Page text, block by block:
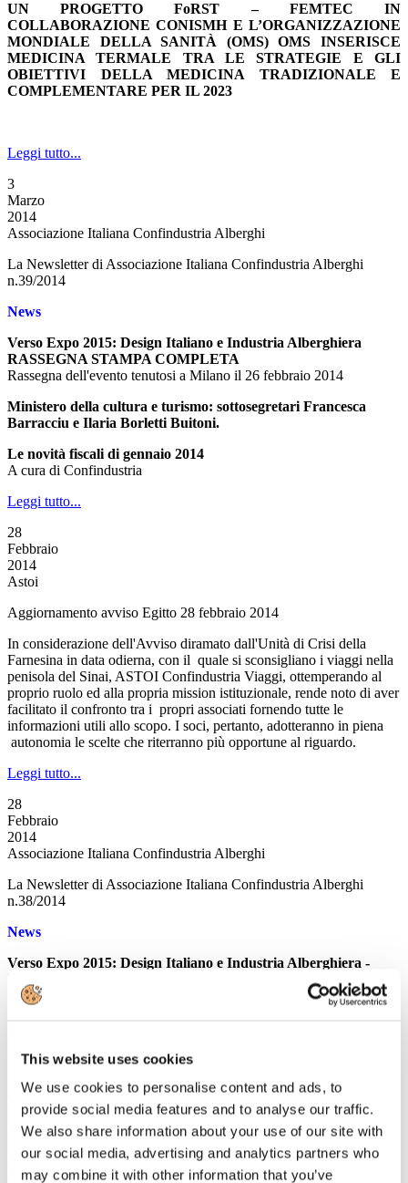
This website uses cookies
We use cookies to personalise content and ads, to
provide social media features and to analyse our traffic.
We also share information about your use of our site with
our social media, advertising and analytics partners who
may combine it with other information that you’ve
UN PROGETTO FoRST – FEMTEC IN
COLLABORAZIONE CONISMH E L’ORGANIZZAZIONE
MONDIALE DELLA SANITÀ (OMS)OMS INSERISCE
MEDICINA TERMALE TRA LE STRATEGIE E GLI
OBIETTIVI DELLA MEDICINA TRADIZIONALE E
COMPLEMENTARE PER IL 2023
Leggi tutto...
3
Marzo
2014
Associazione Italiana Confindustria Alberghi
La Newsletter di Associazione Italiana Confindustria Alberghi
n.39/2014
News
Verso Expo 2015: Design Italiano e Industria Alberghiera
RASSEGNA STAMPA COMPLETA
Rassegna dell'evento tenutosi a Milano il 26 febbraio 2014
Ministero della cultura e turismo: sottosegretari Francesca
Barracciu e Ilaria Borletti Buitoni.
Le novità fiscali di gennaio 2014
A cura di Confindustria
Leggi tutto...
28
Febbraio
2014
Astoi
Aggiornamento avviso Egitto 28 febbraio 2014
In considerazione dell'Avviso diramato dall'Unità di Crisi della
Farnesina in data odierna, con il quale si sconsigliano i viaggi nella
penisola del Sinai, ASTOI Confindustria Viaggi, ottemperando al
proprio ruolo ed alla propria mission istituzionale, rende noto di aver
facilitato il confronto tra i propri associati fornendo tutte le
informazioni utili allo scopo. I soci, pertanto, adotteranno in piena
autonomia le scelte che riterranno più opportune al riguardo.
Leggi tutto...
28
Febbraio
2014
Associazione Italiana Confindustria Alberghi
La Newsletter di Associazione Italiana Confindustria Alberghi
n.38/2014
News
Verso Expo 2015: Design Italiano e Industria Alberghiera -
RASSEGNA STAMPA
Rassegna dell'evento tenutosi a Milano il 26 febbraio 2014
Il Senato converte in legge il decreto Milleproroghe
Leggi tutto...
Febbraio
2014
Associazione Italiana Confindustria Alberghi